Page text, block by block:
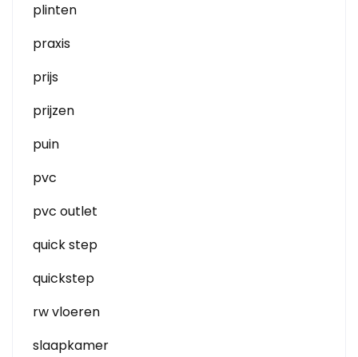
plinten
praxis
prijs
prijzen
puin
pvc
pvc outlet
quick step
quickstep
rw vloeren
slaapkamer